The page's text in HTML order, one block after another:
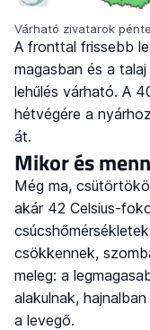
Várható zivatarok
A fronttal frissebb
magasban és a
lehűlés várható. A
hétvégére a
át.
Mikor és
Még ma,
akár 42 Celsius-
csökkennek,
meleg: a
alakulnak,
a levegő.